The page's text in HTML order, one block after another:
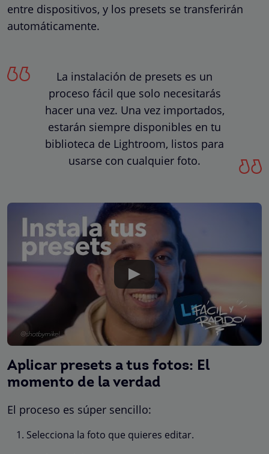
entre dispositivos, y los presets se transferirán
automáticamente.
La instalación de presets es un
proceso fácil que solo necesitarás
hacer una vez. Una vez importados,
estarán siempre disponibles en tu
biblioteca de Lightroom, listos para
usarse con cualquier foto.
Aplicar presets a tus fotos: El
momento de la verdad
El proceso es súper sencillo:
Selecciona la foto que quieres editar.